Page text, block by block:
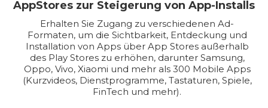
AppStores zur Steigerung von App-Installs
Erhalten Sie Zugang zu verschiedenen Ad-
Formaten, um die Sichtbarkeit, Entdeckung und
Installation von Apps über App Stores außerhalb
des Play Stores zu erhöhen, darunter Samsung,
Oppo, Vivo, Xiaomi und mehr als 300 Mobile Apps
(Kurzvideos, Dienstprogramme, Tastaturen, Spiele,
FinTech und mehr).